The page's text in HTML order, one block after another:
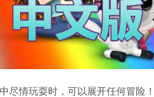
尽情玩耍时，可以展开任何冒险